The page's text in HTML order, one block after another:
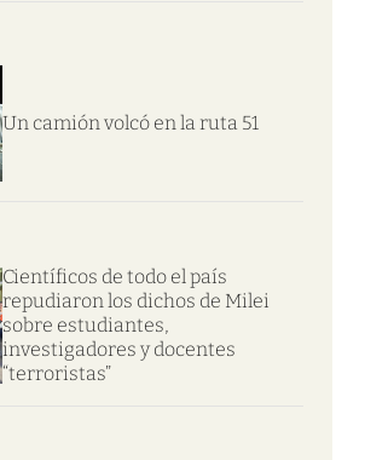
Un camión volcó en la ruta 51
Científicos de todo el país
repudiaron los dichos de Milei
sobre estudiantes,
investigadores y docentes
“terroristas”